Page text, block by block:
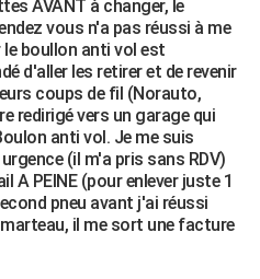
AVANT à changer, le
vous n'a pas réussi à me
le boullon anti vol est
d'aller les retirer et de revenir
coups de fil (Norauto,
redirigé vers un garage qui
anti vol. Je me suis
(il m'a pris sans RDV)
A PEINE (pour enlever juste 1
pneu avant j'ai réussi
il me sort une facture